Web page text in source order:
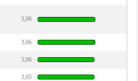
3,06
3,06
3,06
3,05